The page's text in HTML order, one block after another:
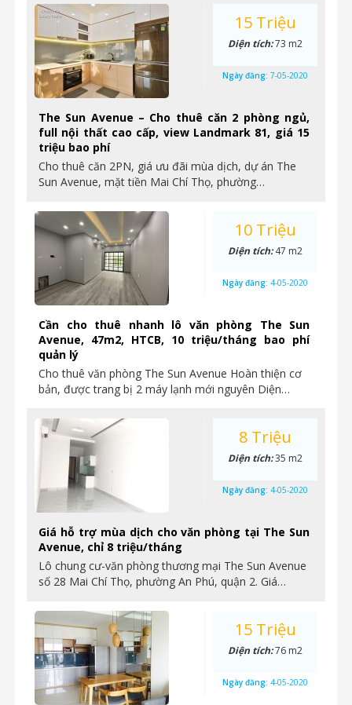
The Sun Avenue – Cho thuê căn 2 phòng ngủ,
full nội thất cao cấp, view Landmark 81, giá 15
triệu bao phí
Cho thuê căn 2PN, giá ưu đãi mùa dịch, dự án The
Sun Avenue, mặt tiền Mai Chí Thọ, phường…
15 Triệu
Diện tích:73 m2
Ngày đăng: 7-05-2020
Cần cho thuê nhanh lô văn phòng The Sun
Avenue, 47m2, HTCB, 10 triệu/tháng bao phí
quản lý
Cho thuê văn phòng The Sun Avenue Hoàn thiện cơ
bản, được trang bị 2 máy lạnh mới nguyên Diện…
10 Triệu
Diện tích:47 m2
Ngày đăng: 4-05-2020
Giá hỗ trợ mùa dịch cho văn phòng tại The Sun
Avenue, chỉ 8 triệu/tháng
Lô chung cư-văn phòng thương mại The Sun Avenue
số 28 Mai Chí Thọ, phường An Phú, quận 2. Giá…
8 Triệu
Diện tích:35 m2
Ngày đăng: 4-05-2020
15 Triệu
Diện tích:76 m2
Ngày đăng: 4-05-2020